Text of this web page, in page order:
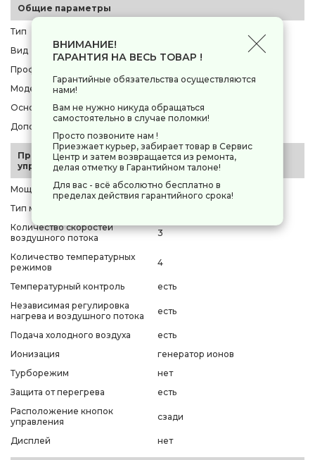
Общие параметры
Тип
Вид
Профессиональный фен
Модель
Основной цвет
золотистый
Дополнительный цвет
Производительность и
управление
Мощность
1600 Вт
Тип мотора
Количество скоростей
воздушного потока
3
Количество температурных
режимов
4
Температурный контроль
есть
Независимая регулировка
нагрева и воздушного потока
есть
Подача холодного воздуха
есть
Ионизация
генератор ионов
Турборежим
нет
Защита от перегрева
есть
Расположение кнопок
управления
сзади
Дисплей нет
ВНИМАНИЕ!
ГАРАНТИЯ НА ВЕСЬ ТОВАР !
Гарантийные обязательства осуществляются
нами!
Вам не нужно никуда обращаться
самостоятельно в случае поломки!
Просто позвоните нам !
Приезжает курьер, забирает товар в Сервис
Центр и затем возвращается из ремонта,
делая отметку в Гарантийном талоне!
Для вас - всё абсолютно бесплатно в
пределах действия гарантийного срока!